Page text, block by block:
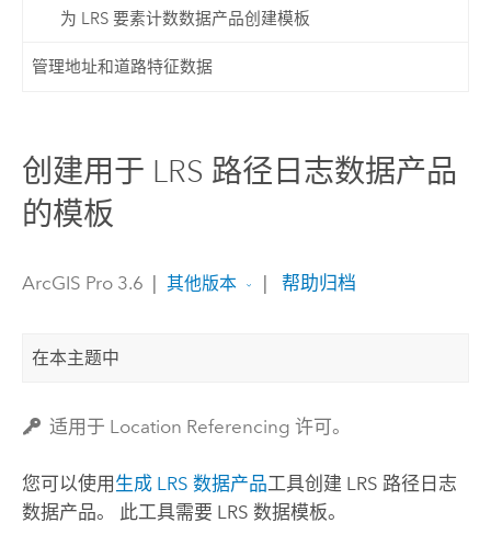
为 LRS 要素计数数据产品创建模板
管理地址和道路特征数据
创建用于 LRS 路径日志数据产品
的模板
ArcGIS Pro 3.6 其他版本 帮助归档
在本主题中
适用于 Location Referencing 许可。
您可以使用 生成 LRS 数据产品工具创建 LRS 路径日志
数据产品。 此工具需要 LRS 数据模板。